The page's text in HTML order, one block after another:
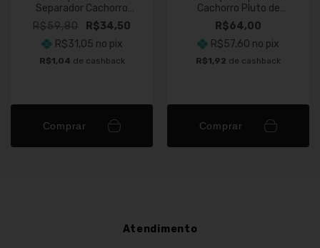
Separador Cachorro
Dálmata
R$59,80
R$34,50
R$31,05 no pix
R$1,04 de cashback
Comprar
Cachorro Pluto de
Prata
R$64,00
R$57,60 no pix
R$1,92 de cashback
Comprar
Atendimento